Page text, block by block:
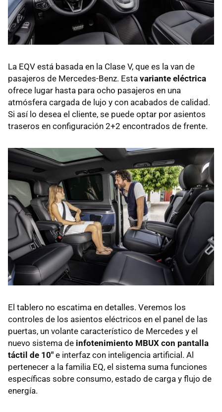
La EQV está basada en la Clase V, que es la van de
pasajeros de Mercedes-Benz. Esta variante eléctrica
ofrece lugar hasta para ocho pasajeros en una
atmósfera cargada de lujo y con acabados de calidad.
Si así lo desea el cliente, se puede optar por asientos
traseros en configuración 2+2 encontrados de frente.
El tablero no escatima en detalles. Veremos los
controles de los asientos eléctricos en el panel de las
puertas, un volante característico de Mercedes y el
nuevo sistema de infotenimiento MBUX con pantalla
táctil de 10" e interfaz con inteligencia artificial. Al
pertenecer a la familia EQ, el sistema suma funciones
específicas sobre consumo, estado de carga y flujo de
energía.